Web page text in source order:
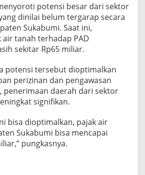
potensi besar dari sektor
dinilai belum tergarap secara
Sukabumi. Saat ini,
tanah terhadap PAD
sekitar Rp65 miliar.
potensi tersebut dioptimalkan
perizinan dan pengawasan
penerimaan daerah dari sektor
signifikan.
bisa dioptimalkan, pajak air
Sukabumi bisa mencapai
pungkasnya.